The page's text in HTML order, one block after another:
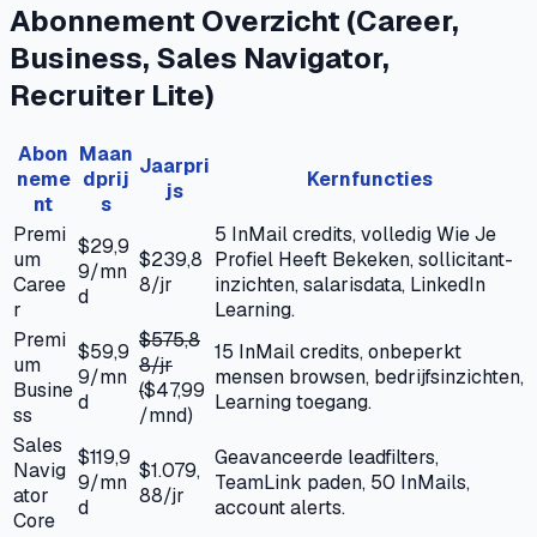
Abonnement Overzicht (Career,
Business, Sales Navigator,
Recruiter Lite)
Abon
neme
nt
Maan
dprij
s
Jaarpri
js
Kernfuncties
Premi
um
Caree
r
$29,9
9/mn
d
$239,8
8/jr
5 InMail credits, volledig Wie Je
Profiel Heeft Bekeken, sollicitant-
inzichten, salarisdata, LinkedIn
Learning.
Premi
um
Busine
ss
$59,9
9/mn
d
$575,8
8/jr
($47,99
/mnd)
15 InMail credits, onbeperkt
mensen browsen, bedrijfsinzichten,
Learning toegang.
Sales
Navig
ator
Core
$119,9
9/mn
d
$1.079,
88/jr
Geavanceerde leadfilters,
TeamLink paden, 50 InMails,
account alerts.